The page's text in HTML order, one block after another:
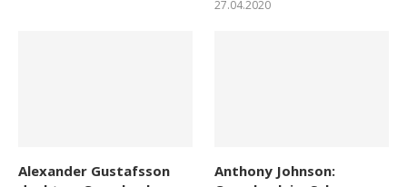
27.04.2020
Alexander Gustafsson
Anthony Johnson: